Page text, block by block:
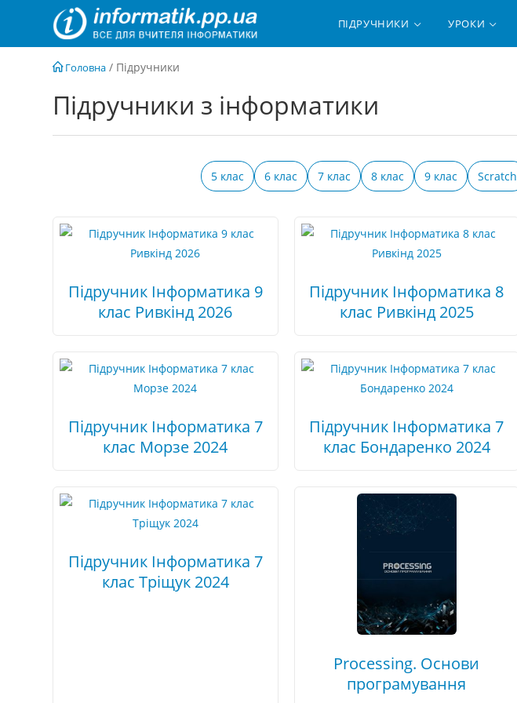
вмісту
ПІДРУЧНИКИ УРОКИ
Головна / Підручники
Підручники з інформатики
5 клас 6 клас 7 клас 8 клас 9 клас Scratch
Підручник Інформатика 9
клас Ривкінд 2026
Підручник Інформатика 8
клас Ривкінд 2025
Підручник Інформатика 7
клас Морзе 2024
Підручник Інформатика 7
клас Бондаренко 2024
Підручник Інформатика 7
клас Тріщук 2024
Processing. Основи
програмування